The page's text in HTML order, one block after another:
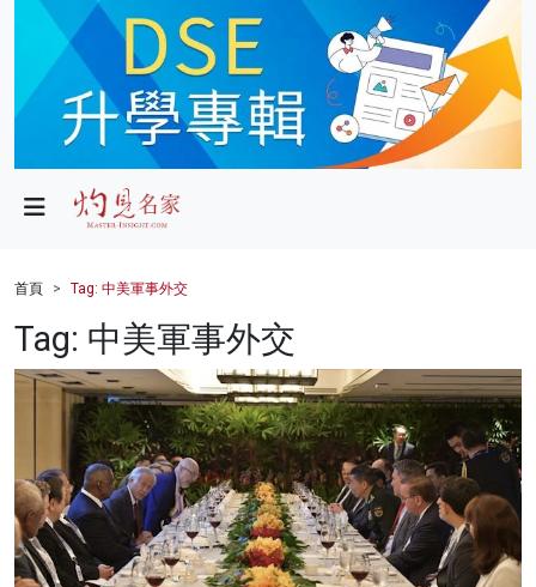
政局
財經
健康
商業
科技
影片
名家榜
首頁 Tag: 中美軍事外交
Tag: 中美軍事外交